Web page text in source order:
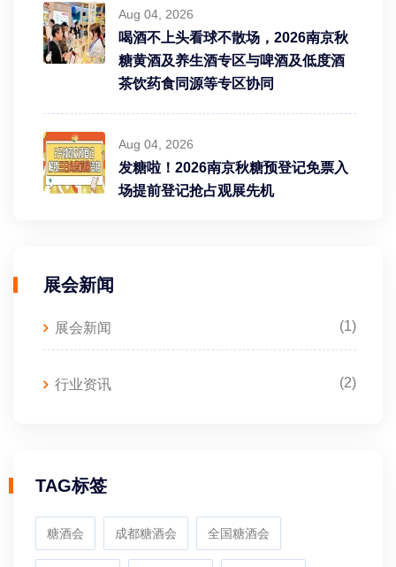
Aug 04, 2026
喝酒不上头看球不散场，2026南京秋
糖黄酒及养生酒专区与啤酒及低度酒
茶饮药食同源等专区协同
Aug 04, 2026
发糖啦！2026南京秋糖预登记免票入
场提前登记抢占观展先机
展会新闻
展会新闻 (1)
行业资讯 (2)
TAG标签
糖酒会 成都糖酒会 全国糖酒会